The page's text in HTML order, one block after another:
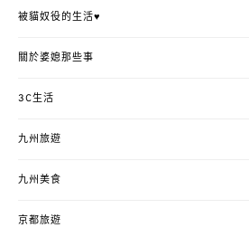
被貓奴役的生活♥
關於婆媳那些事
3C生活
九州旅遊
九州美食
京都旅遊